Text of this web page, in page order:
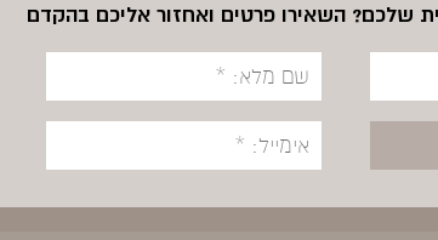
שלכם? השאירו פרטים ואחזור אליכם בהקדם